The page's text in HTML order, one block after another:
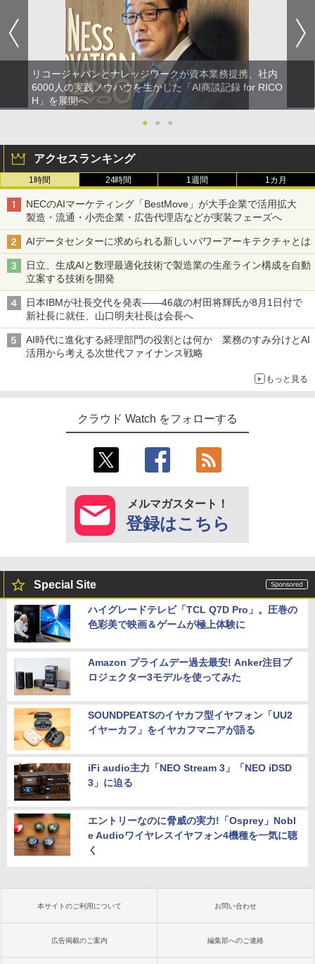
リコージャパンとナレッジワークが資本業務提携、社内
6000人の実践ノウハウを生かした「AI商談記録 for RICO
H」を展開へ
●
● ●
アクセスランキング
1時間 24時間 1週間 1カ月
NECのAIマーケティング「BestMove」が大手企業で活用拡大
製造・流通・小売企業・広告代理店などが実装フェーズへ
AIデータセンターに求められる新しいパワーアーキテクチャとは
日立、生成AIと数理最適化技術で製造業の生産ライン構成を自動
立案する技術を開発
日本IBMが社長交代を発表――46歳の村田将輝氏が8月1日付で
新社長に就任、山口明夫社長は会長へ
AI時代に進化する経理部門の役割とは何か 業務のすみ分けとAI
活用から考える次世代ファイナンス戦略
もっと見る
クラウド Watch をフォローする
メルマガスタート！
登録はこちら
Special Site
ハイグレードテレビ「TCL Q7D Pro」。圧巻の
色彩美で映画＆ゲームが極上体験に
Amazon プライムデー過去最安! Anker注目プ
ロジェクター3モデルを使ってみた
SOUNDPEATSのイヤカフ型イヤフォン「UU2
イヤーカフ」をイヤカフマニアが語る
iFi audio主力「NEO Stream 3」「NEO iDSD
3」に迫る
エントリーなのに脅威の実力!「Osprey」Nobl
e Audioワイヤレスイヤフォン4機種を一気に聴
く
本サイトのご利用について お問い合わせ
広告掲載のご案内 編集部へのご連絡